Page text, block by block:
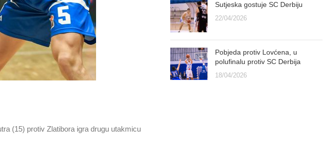
(15) protiv Zlatibora igra drugu utakmicu
Sutjeska gostuje SC Derbiju
22/04/2026
Pobjeda protiv Lovćena, u
polufinalu protiv SC Derbija
18/04/2026